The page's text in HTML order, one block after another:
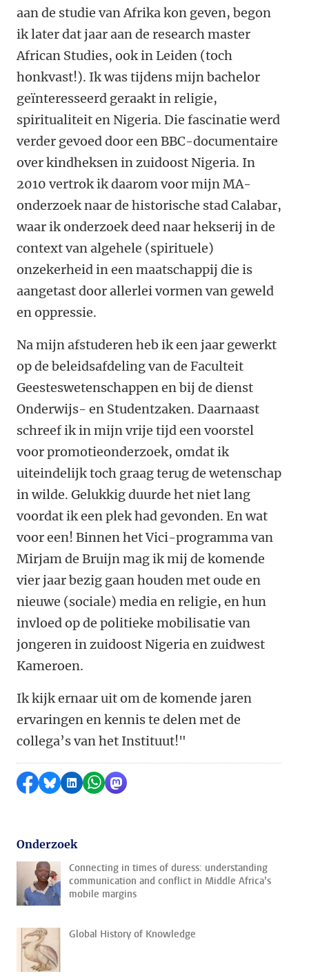
aan de studie van Afrika kon geven, begon
ik later dat jaar aan de research master
African Studies, ook in Leiden (toch
honkvast!). Ik was tijdens mijn bachelor
geïnteresseerd geraakt in religie,
spiritualiteit en Nigeria. Die fascinatie werd
verder gevoed door een BBC-documentaire
over kindheksen in zuidoost Nigeria. In
2010 vertrok ik daarom voor mijn MA-
onderzoek naar de historische stad Calabar,
waar ik onderzoek deed naar hekserij in de
context van algehele (spirituele)
onzekerheid in een maatschappij die is
aangetast door allerlei vormen van geweld
en oppressie.
Na mijn afstuderen heb ik een jaar gewerkt
op de beleidsafdeling van de Faculteit
Geesteswetenschappen en bij de dienst
Onderwijs- en Studentzaken. Daarnaast
schreef ik in mijn vrije tijd een voorstel
voor promotieonderzoek, omdat ik
uiteindelijk toch graag terug de wetenschap
in wilde. Gelukkig duurde het niet lang
voordat ik een plek had gevonden. En wat
voor een! Binnen het Vici-programma van
Mirjam de Bruijn mag ik mij de komende
vier jaar bezig gaan houden met oude en
nieuwe (sociale) media en religie, en hun
invloed op de politieke mobilisatie van
jongeren in zuidoost Nigeria en zuidwest
Kameroen.
Ik kijk ernaar uit om de komende jaren
ervaringen en kennis te delen met de
collega’s van het Instituut!"
Delen op Facebook
Delen via Bluesky
Delen op LinkedIn
Delen via WhatsApp
Delen via Mastodon
Onderzoek
Connecting in times of duress: understanding
communication and conflict in Middle Africa’s
mobile margins
Global History of Knowledge